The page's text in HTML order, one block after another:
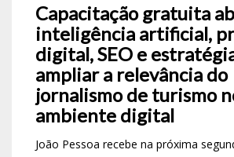
Capacitação gratuita
inteligência artificial,
digital, SEO e
ampliar a relevância do
jornalismo de turismo
ambiente digital
João Pessoa recebe na próxima